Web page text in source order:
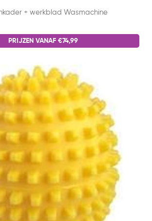
+ werkblad Wasmachine
PRIJZEN VANAF €74,99